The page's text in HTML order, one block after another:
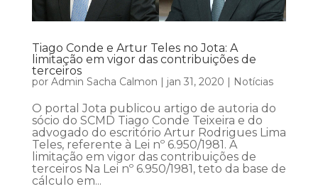
Tiago Conde e Artur Teles no Jota: A
limitação em vigor das contribuições de
terceiros
por Admin Sacha Calmon | jan 31, 2020 | Notícias
O portal Jota publicou artigo de autoria do
sócio do SCMD Tiago Conde Teixeira e do
advogado do escritório Artur Rodrigues Lima
Teles, referente à Lei nº 6.950/1981. A
limitação em vigor das contribuições de
terceiros Na Lei nº 6.950/1981, teto da base de
cálculo em...